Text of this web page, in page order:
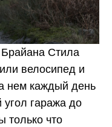
Брайана Стила
велосипед и
нем каждый день
угол гаража до
только что